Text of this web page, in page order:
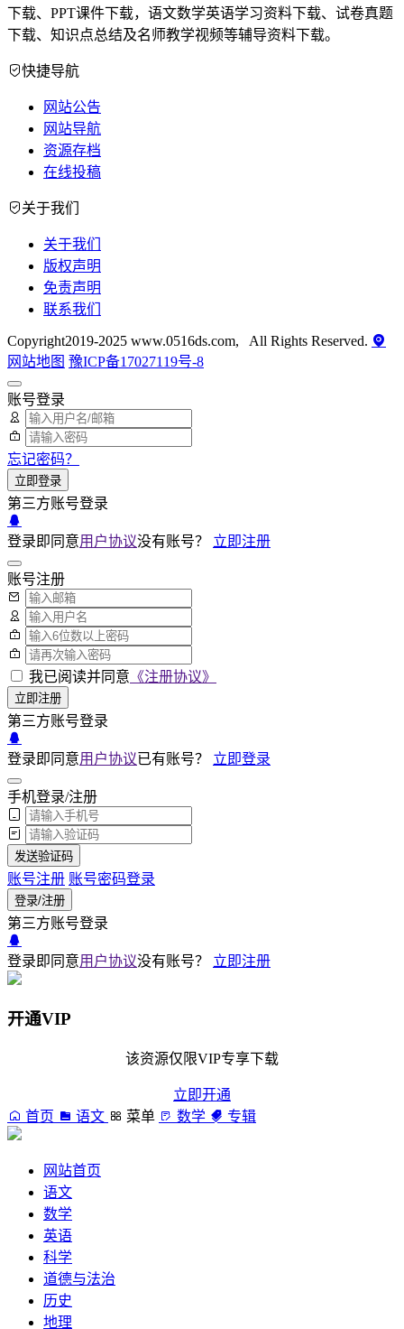
下载、PPT课件下载，语文数学英语学习资料下载、试卷真题
下载、知识点总结及名师教学视频等辅导资料下载。
快捷导航
网站公告
网站导航
资源存档
在线投稿
关于我们
关于我们
版权声明
免责声明
联系我们
Copyright2019-2025 www.0516ds.com, All Rights Reserved.
网站地图 豫ICP备17027119号-8
账号登录
忘记密码？
立即登录
第三方账号登录
登录即同意用户协议没有账号？ 立即注册
账号注册
我已阅读并同意 《注册协议》
立即注册
第三方账号登录
登录即同意用户协议已有账号？ 立即登录
手机登录/注册
发送验证码
账号注册 账号密码登录
登录/注册
第三方账号登录
登录即同意用户协议没有账号？ 立即注册
开通VIP
该资源仅限VIP专享下载
立即开通
首页
语文 菜单 数学 专辑
网站首页
语文
数学
英语
科学
道德与法治
历史
地理